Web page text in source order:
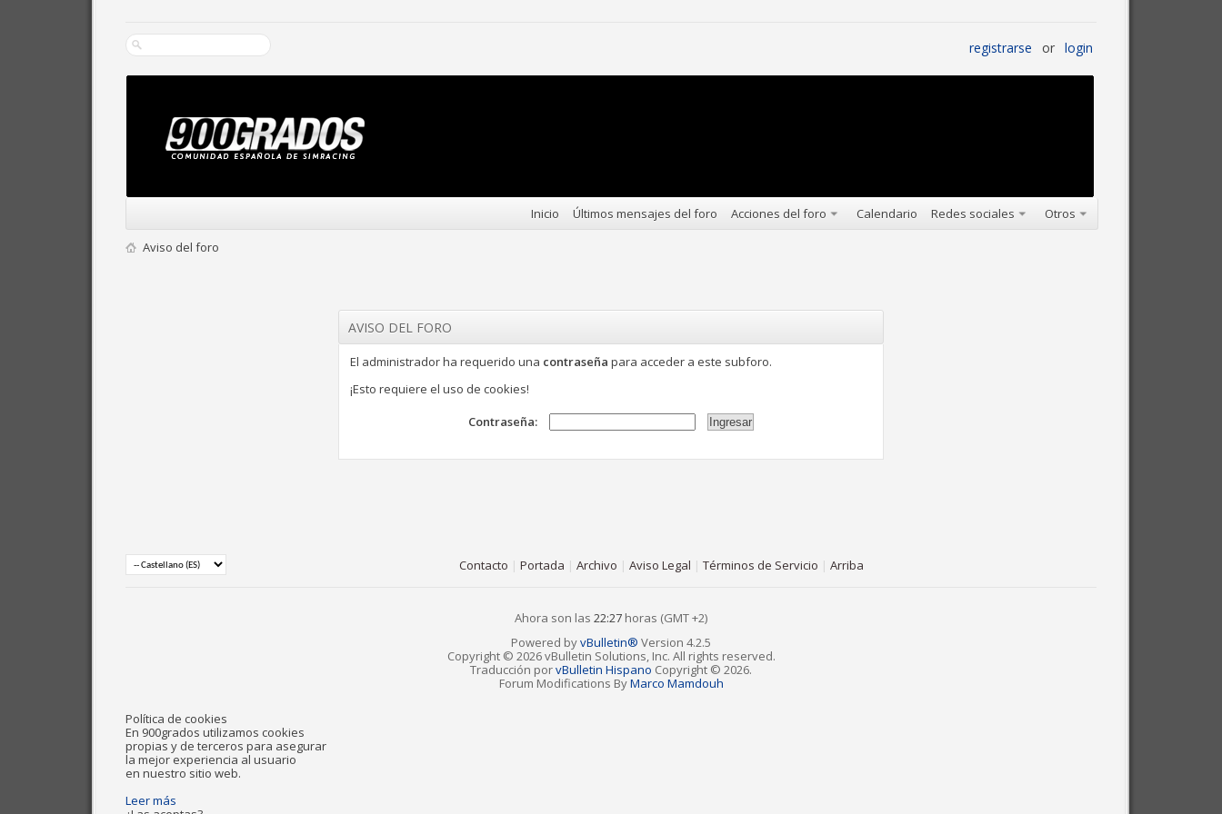
registrarse or login
Inicio Últimos mensajes del foro Acciones del foro Calendario Redes sociales Otros
Aviso del foro
AVISO DEL FORO
El administrador ha requerido una contraseña para acceder a este subforo.
¡Esto requiere el uso de cookies!
Contraseña:
Contacto | Portada | Archivo | Aviso Legal | Términos de Servicio | Arriba
Ahora son las 22:27 horas (GMT +2)
Powered byvBulletin® Version 4.2.5
Copyright © 2026 vBulletin Solutions, Inc. All rights reserved.
Traducción porvBulletin Hispano Copyright © 2026.
Forum Modifications ByMarco Mamdouh
Política de cookies
En 900grados utilizamos cookies
propias y de terceros para asegurar
la mejor experiencia al usuario
en nuestro sitio web.
Leer más